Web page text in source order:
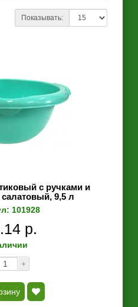
Показывать:
с ручками и
9,5 л
101928
р.
+